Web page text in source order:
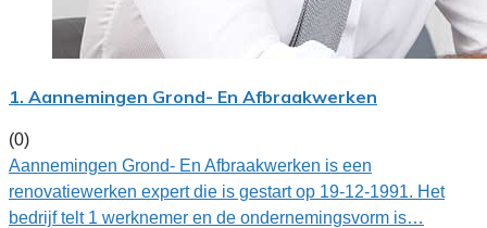
1. Aannemingen Grond- En Afbraakwerken
(0)
Aannemingen Grond- En Afbraakwerken is een
renovatiewerken expert die is gestart op 19-12-1991. Het
bedrijf telt 1 werknemer en de ondernemingsvorm is…